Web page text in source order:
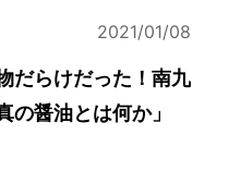
2021/01/08
だらけだった！南九
の醤油とは何か」